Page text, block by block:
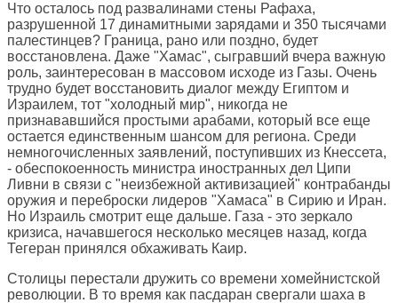
Что осталось под развалинами стены Рафаха,
разрушенной 17 динамитными зарядами и 350 тысячами
палестинцев? Граница, рано или поздно, будет
восстановлена. Даже "Хамас", сыгравший вчера важную
роль, заинтересован в массовом исходе из Газы. Очень
трудно будет восстановить диалог между Египтом и
Израилем, тот "холодный мир", никогда не
признававшийся простыми арабами, который все еще
остается единственным шансом для региона. Среди
немногочисленных заявлений, поступивших из Кнессета,
- обеспокоенность министра иностранных дел Ципи
Ливни в связи с "неизбежной активизацией" контрабанды
оружия и переброски лидеров "Хамаса" в Сирию и Иран.
Но Израиль смотрит еще дальше. Газа - это зеркало
кризиса, начавшегося несколько месяцев назад, когда
Тегеран принялся обхаживать Каир.
Столицы перестали дружить со времени хомейнистской
революции. В то время как пасдаран свергали шаха в